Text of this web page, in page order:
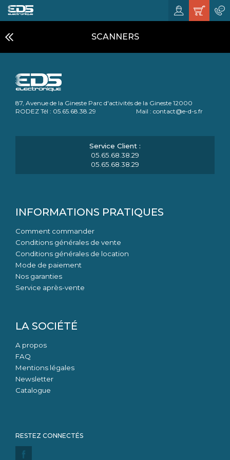
SCANNERS
87, Avenue de la Gineste Parc d'activités de la Gineste 12000
RODEZ Tél : 05.65.68.38.29 Mail : contact@e-d-s.fr
05.65.68.38.29
05.65.68.38.29
INFORMATIONS PRATIQUES
Comment commander
Conditions générales de vente
Conditions générales de location
Mode de paiement
Nos garanties
Service après-vente
LA SOCIÉTÉ
A propos
FAQ
Mentions légales
Newsletter
Catalogue